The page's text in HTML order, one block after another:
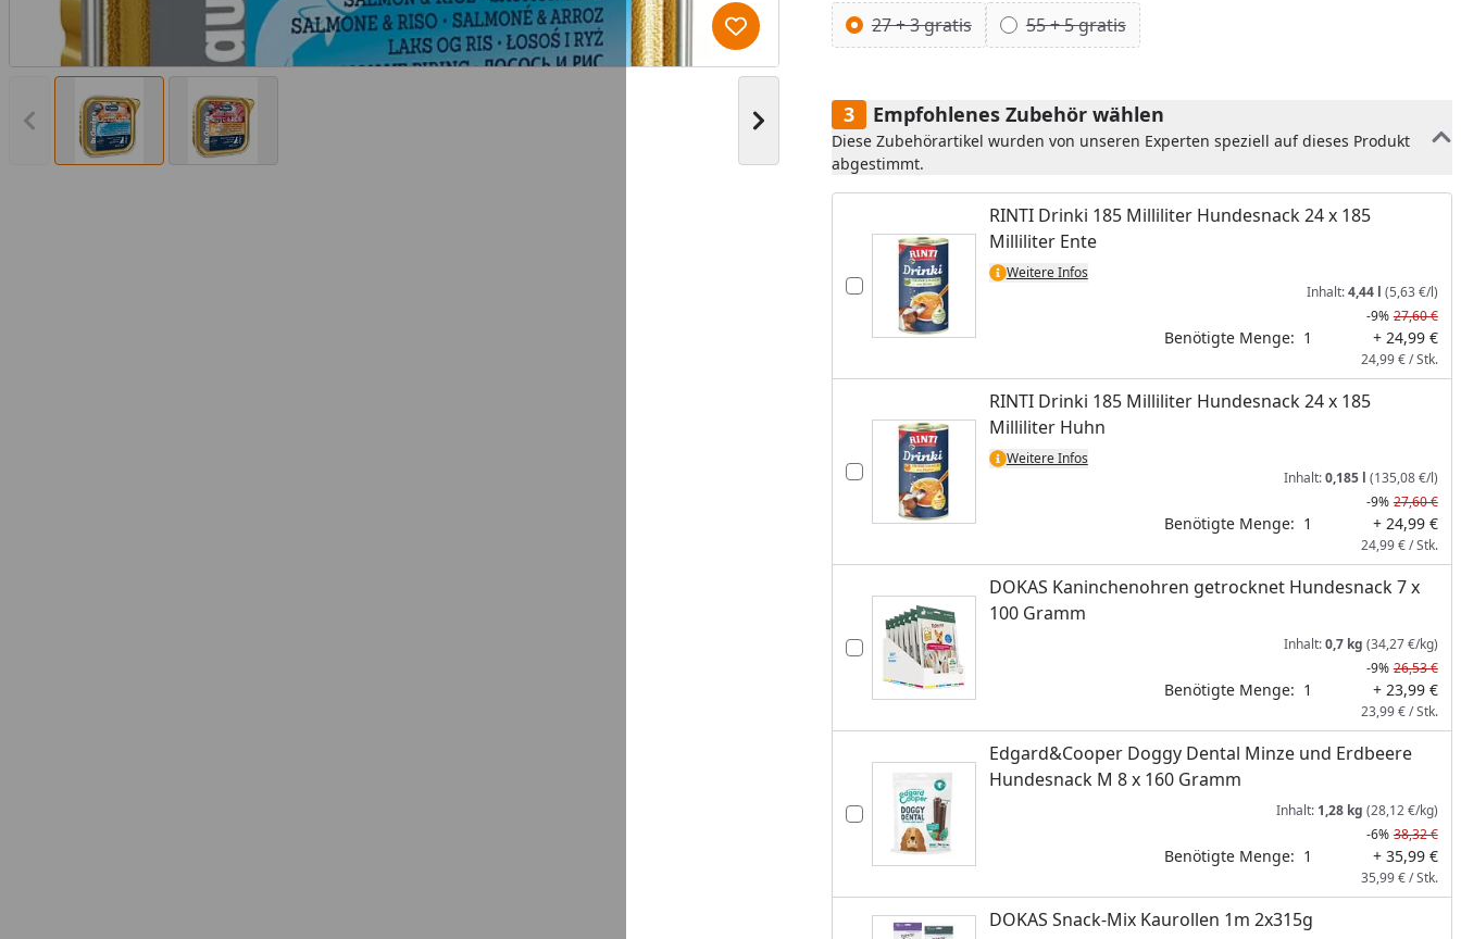
Vorheriges Bild anzeigen Nächstes Bild anzeigen
Produkt zur Wunschliste hinzufügen
Alle anzeigen (2)
27 + 3 gratis 55 + 5 gratis
Empfohlenes Zubehör wählen
Diese Zubehörartikel wurden von unseren Experten speziell auf dieses Produkt
abgestimmt.
RINTI Drinki 185 Milliliter Hundesnack 24 x 185
Milliliter Ente
Weitere Infos
Inhalt:4,44 l (5,63 €/l)
-9% 27,60 €
Benötigte Menge: 1 + 24,99 €
24,99 € / Stk.
RINTI Drinki 185 Milliliter Hundesnack 24 x 185
Milliliter Huhn
Weitere Infos
Inhalt:0,185 l (135,08 €/l)
-9% 27,60 €
Benötigte Menge: 1 + 24,99 €
24,99 € / Stk.
DOKAS Kaninchenohren getrocknet Hundesnack 7 x
100 Gramm
Inhalt:0,7 kg (34,27 €/kg)
-9% 26,53 €
Benötigte Menge: 1 + 23,99 €
23,99 € / Stk.
Edgard&Cooper Doggy Dental Minze und Erdbeere
Hundesnack M 8 x 160 Gramm
Inhalt: 1,28 kg (28,12 €/kg)
-6% 38,32 €
Benötigte Menge: 1 + 35,99 €
35,99 € / Stk.
DOKAS Snack-Mix Kaurollen 1m 2x315g